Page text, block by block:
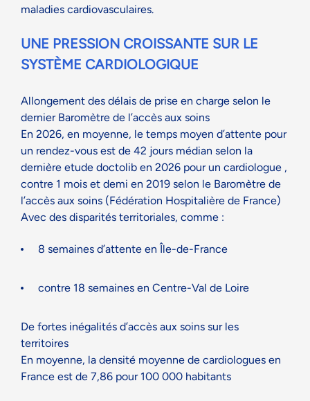
maladies cardiovasculaires.
UNE PRESSION CROISSANTE SUR LE
SYSTÈME CARDIOLOGIQUE
Allongement des délais de prise en charge selon le
dernier Baromètre de l’accès aux soins
En 2026, en moyenne, le temps moyen d’attente pour
un rendez-vous est de 42 jours médian selon la
dernière etude doctolib en 2026 pour un cardiologue ,
contre 1 mois et demi en 2019 selon le Baromètre de
l’accès aux soins (Fédération Hospitalière de France)
Avec des disparités territoriales, comme :
8 semaines d’attente en Île-de-France
contre 18 semaines en Centre-Val de Loire
De fortes inégalités d’accès aux soins sur les
territoires
En moyenne, la densité moyenne de cardiologues en
France est de 7,86 pour 100 000 habitants